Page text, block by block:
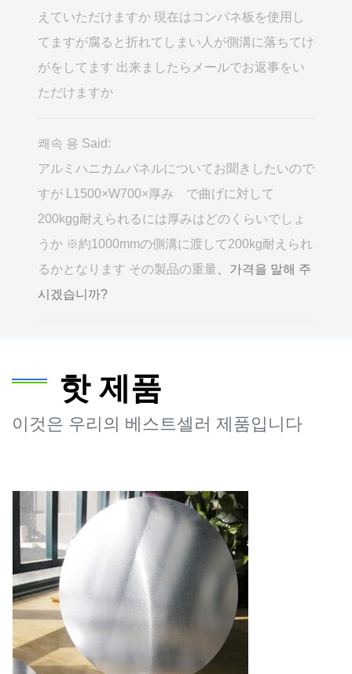
えていただけますか 現在はコンパネ板を使用し
てますが腐ると折れてしまい人が側溝に落ちてけ
がをしてます 出来ましたらメールでお返事をい
ただけますか
쾌속 용 Said:
アルミハニカムパネルについてお聞きしたいので
すが L1500×W700×厚み で曲げに対して
200kgg耐えられるには厚みはどのくらいでしょ
うか ※約1000mmの側溝に渡して200kg耐えられ
るかとなります その製品の重量 、가격을 말해 주
시겠습니까?
핫 제품
이것은 우리의 베스트셀러 제품입니다